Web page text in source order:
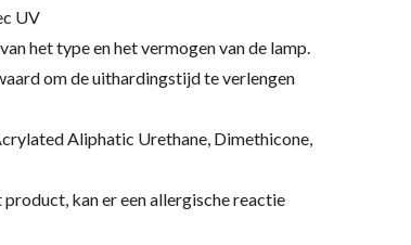
UV
het type en het vermogen van de lamp.
om de uithardingstijd te verlengen
Aliphatic Urethane, Dimethicone,
kan er een allergische reactie